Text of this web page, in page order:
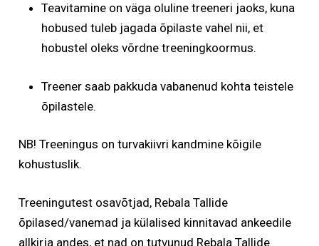
Teavitamine on väga oluline treeneri jaoks, kuna
hobused tuleb jagada õpilaste vahel nii, et
hobustel oleks võrdne treeningkoormus.
Treener saab pakkuda vabanenud kohta teistele
õpilastele.
NB! Treeningus on turvakiivri kandmine kõigile
kohustuslik.
Treeningutest osavõtjad, Rebala Tallide
õpilased/vanemad ja külalised kinnitavad ankeedile
allkirja andes, et nad on tutvunud Rebala Tallide